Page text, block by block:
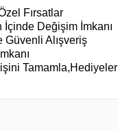
Fırsatlar
İçinde Değişim İmkanı
Güvenli Alışveriş